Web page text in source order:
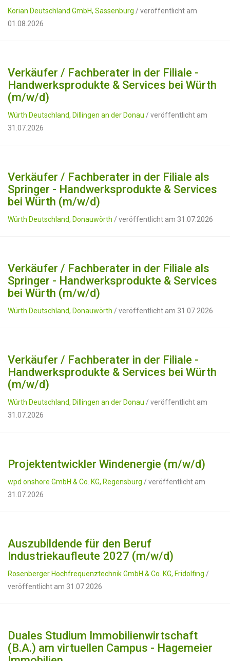
Korian Deutschland GmbH, Sassenburg / veröffentlicht am
01.08.2026
Verkäufer / Fachberater in der Filiale -
Handwerksprodukte & Services bei Würth
(m/w/d)
Würth Deutschland, Dillingen an der Donau / veröffentlicht am
31.07.2026
Verkäufer / Fachberater in der Filiale als
Springer - Handwerksprodukte & Services
bei Würth (m/w/d)
Würth Deutschland, Donauwörth / veröffentlicht am 31.07.2026
Verkäufer / Fachberater in der Filiale als
Springer - Handwerksprodukte & Services
bei Würth (m/w/d)
Würth Deutschland, Donauwörth / veröffentlicht am 31.07.2026
Verkäufer / Fachberater in der Filiale -
Handwerksprodukte & Services bei Würth
(m/w/d)
Würth Deutschland, Dillingen an der Donau / veröffentlicht am
31.07.2026
Projektentwickler Windenergie (m/w/d)
wpd onshore GmbH & Co. KG, Regensburg / veröffentlicht am
31.07.2026
Auszubildende für den Beruf
Industriekaufleute 2027 (m/w/d)
Rosenberger Hochfrequenztechnik GmbH & Co. KG, Fridolfing /
veröffentlicht am 31.07.2026
Duales Studium Immobilienwirtschaft
(B.A.) am virtuellen Campus - Hagemeier